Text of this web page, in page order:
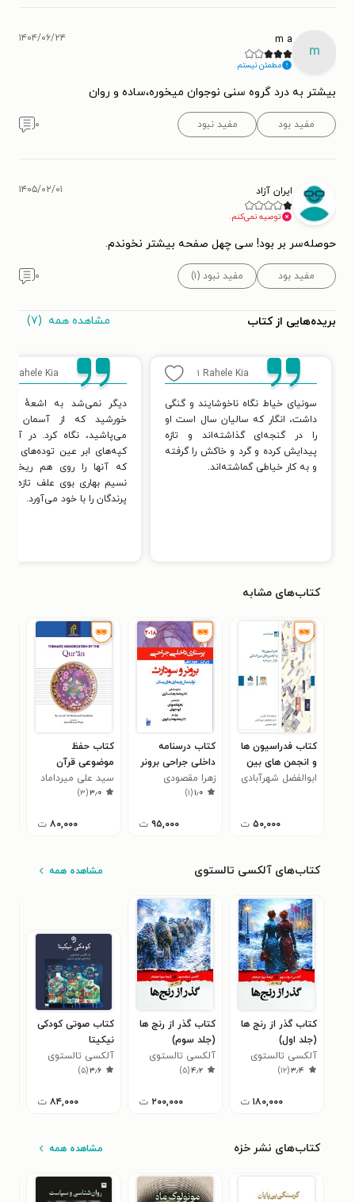
m
m a
مطمئن نیستم.
۱۴۰۴/۰۶/۲۴
بیشتر به درد گروه سنی نوجوان میخوره،ساده و روان
مفید بود مفید نبود ۰
ایران آزاد
توصیه نمی‌کنم.
۱۴۰۵/۰۲/۰۱
حوصله‌سر بر بود! سی چهل صفحه بیشتر نخوندم.
مفید بود مفید نبود (۱) ۰
بریده‌هایی از کتاب مشاهده همه (۷)
Rahele Kia ۱
سونیای خیاط نگاه ناخوشایند و گنگی
داشت، انگار که سالیان سال است او
را در گنجه‌ای گذاشته‌اند و تازه
پیدایش کرده و گرد و خاکش را گرفته
و به کار خیاطی گماشته‌اند.
Rahele Kia
دیگر نمی‌شد به اشعهٔ
خورشید که از آسمان به
می‌پاشید، نگاه کرد. در
کپه‌های ابر عین توده‌های برف
که آنها را روی هم ریخته
نسیم بهاری بوی علف تازه و
پرندگان را با خود می‌آورد.
کتاب‌های مشابه
کتاب فدراسیون ها
و انجمن های بین
المللی بازار سرمایه
ابوالفضل شهرآبادی
۵۰,۰۰۰ ت
کتاب درسنامه
داخلی جراحی برونر
سودارث 2018
(بخش سیزدهم،
های پستان)
زهرا مقصودی
۱٫۰(۱)
۹۵,۰۰۰ ت
کتاب حفظ
موضوعی قرآن
(انگلیسی)
Thematic
the Quran
سید علی میرداماد
نجف‌آبادی
۳٫۰(۳)
۸۰,۰۰۰ ت
کتاب‌های آلکسی تالستوی مشاهده همه
کتاب گذر از رنج ها
(جلد اول)
آلکسی تالستوی
۳٫۴(۱۲)
۱۸۰,۰۰۰ ت
کتاب گذر از رنج ها
(جلد سوم)
آلکسی تالستوی
۴٫۲(۵)
۲۰۰,۰۰۰ ت
کتاب صوتی کودکی
نیکیتا
آلکسی تالستوی
۳٫۶(۵)
۸۴,۰۰۰ ت
کتاب‌های نشر خزه مشاهده همه